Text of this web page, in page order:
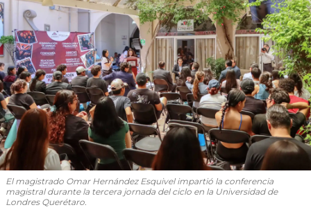
El magistrado Omar Hernández Esquivel impartió la conferencia
magistral durante la tercera jornada del ciclo en la Universidad de
Londres Querétaro.